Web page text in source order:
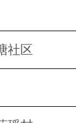
社区